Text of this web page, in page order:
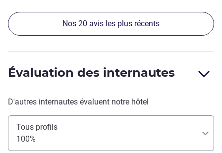
Nos 20 avis les plus récents
Évaluation des internautes
D'autres internautes évaluent notre hôtel
Tous profils
100%